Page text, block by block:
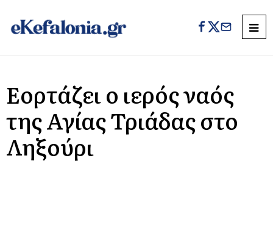
Εορτάζει ο ιερός ναός
της Αγίας Τριάδας στο
Ληξούρι